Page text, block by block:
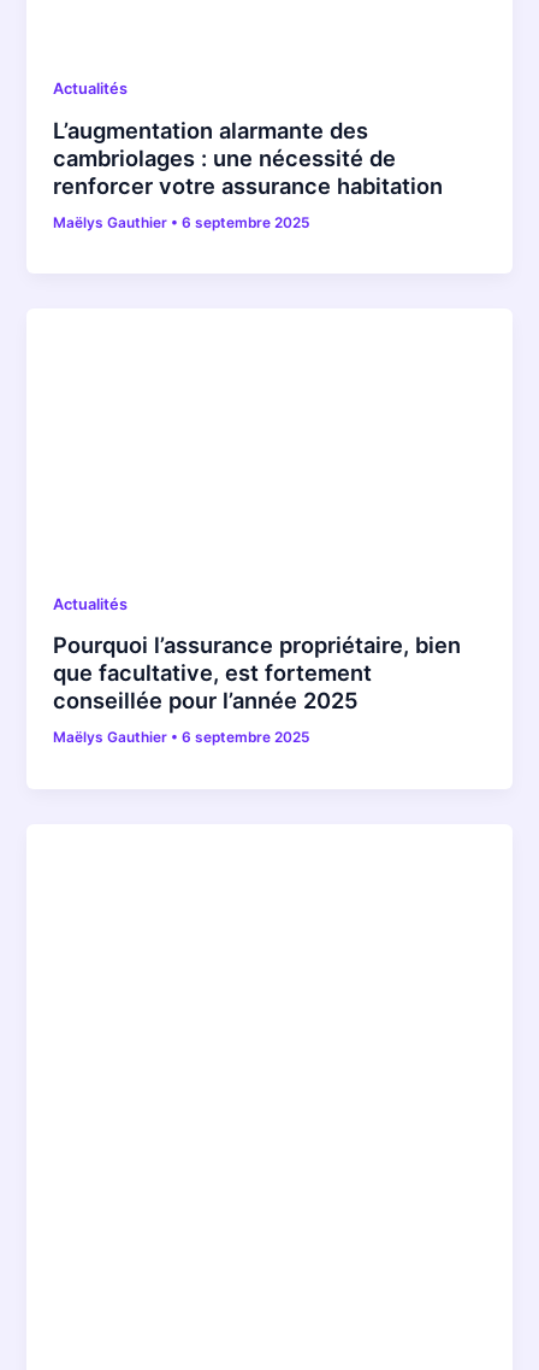
Actualités
L’augmentation alarmante des
cambriolages : une nécessité de
renforcer votre assurance habitation
Maëlys Gauthier •6 septembre 2025
Actualités
Pourquoi l’assurance propriétaire, bien
que facultative, est fortement
conseillée pour l’année 2025
Maëlys Gauthier •6 septembre 2025